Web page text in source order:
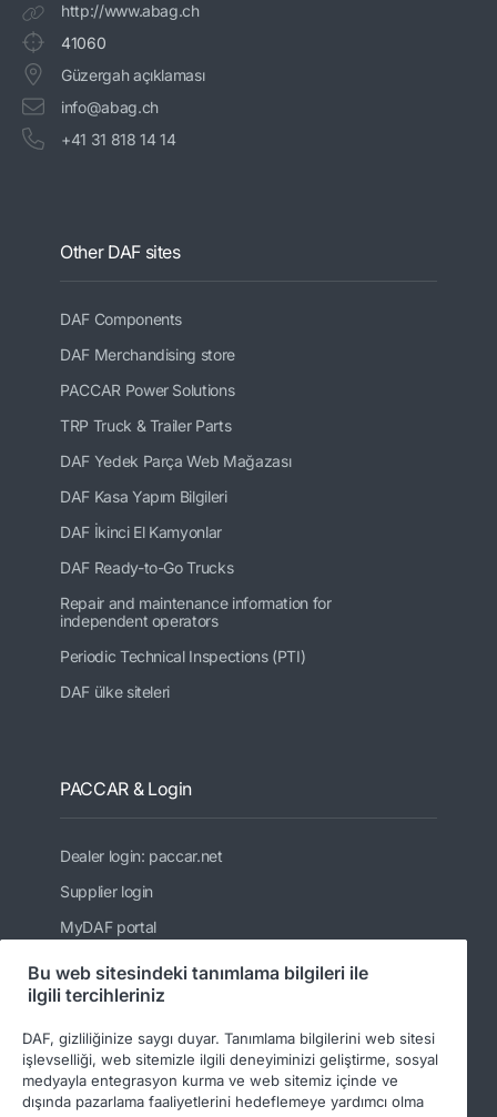
http://www.abag.ch
41060
Güzergah açıklaması
info@abag.ch
+41 31 818 14 14
Other DAF sites
DAF Components
DAF Merchandising store
PACCAR Power Solutions
TRP Truck & Trailer Parts
DAF Yedek Parça Web Mağazası
DAF Kasa Yapım Bilgileri
DAF İkinci El Kamyonlar
DAF Ready-to-Go Trucks
Repair and maintenance information for
independent operators
Periodic Technical Inspections (PTI)
DAF ülke siteleri
PACCAR & Login
Dealer login: paccar.net
Supplier login
MyDAF portal
PACCAR
Kenworth
Peterbilt
Leyland Trucks Ltd
Bu web sitesindeki tanımlama bilgileri ile
ilgili tercihleriniz
DAF, gizliliğinize saygı duyar. Tanımlama bilgilerini web sitesi
işlevselliği, web sitemizle ilgili deneyiminizi geliştirme, sosyal
medyayla entegrasyon kurma ve web sitemiz içinde ve
dışında pazarlama faaliyetlerini hedeflemeye yardımcı olma